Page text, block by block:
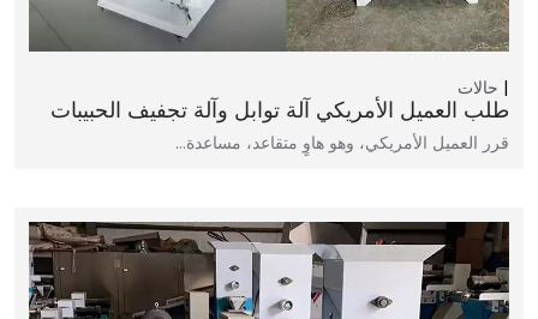
حالات
طلب العميل الأمريكي آلة توابل وآلة تجفيف الحبيبات
قرر العميل الأمريكي، وهو هاوٍ متقاعد، مساعدة…